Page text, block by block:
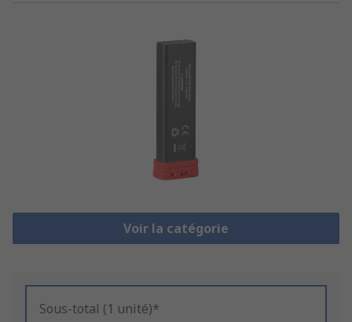
Voir la catégorie
Sous-total (1 unité)*